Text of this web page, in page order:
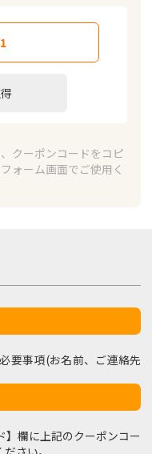
クーポンコードをコピ
ォーム画面でご使用く
要事項(お名前、ご連絡先
】欄に上記のクーポンコー